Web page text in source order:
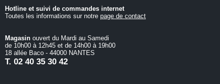
Hotline et suivi de commandes internet
Toutes les informations sur notre page de contact
Magasin ouvert du Mardi au Samedi
de 10h00 à 12h45 et de 14h00 à 19h00
18 allée Baco - 44000 NANTES
T. 02 40 35 30 42